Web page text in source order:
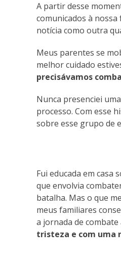
A partir desse
comunicados à
notícia como outra
Meus parentes se
melhor cuidado
precisávamos
Nunca presenciei
processo. Com esse
sobre esse grupo de
Fui educada em casa
que envolvia
batalha. Mas o que
meus familiares
a jornada de combate
tristeza e com uma